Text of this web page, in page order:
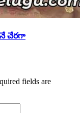
నే చేరగా
fields are